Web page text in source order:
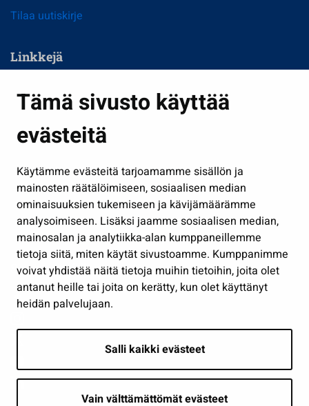
Tämä sivusto käyttää
evästeitä
Käytämme evästeitä tarjoamamme sisällön ja
mainosten räätälöimiseen, sosiaalisen median
ominaisuuksien tukemiseen ja kävijämäärämme
analysoimiseen. Lisäksi jaamme sosiaalisen median,
mainosalan ja analytiikka-alan kumppaneillemme
tietoja siitä, miten käytät sivustoamme. Kumppanimme
voivat yhdistää näitä tietoja muihin tietoihin, joita olet
antanut heille tai joita on kerätty, kun olet käyttänyt
heidän palvelujaan.
Salli kaikki evästeet
Vain välttämättömät evästeet
Tilaa uutiskirje
Linkkejä
Kasvatus ja opetus
Kulttuuri ja liikunta
Työ ja yrittäminen
Osallistu ja asioi
Näytä omat evästeasetukseni
Seuraa meitä